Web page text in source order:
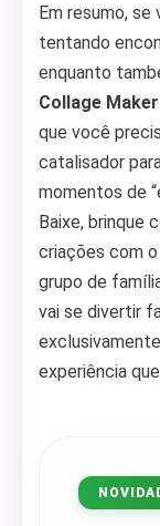
Em resumo,
tentando
enquanto
Collage
que você
catalisador
momentos de
Baixe, brinque
criações com
grupo de
vai se divertir
experiência